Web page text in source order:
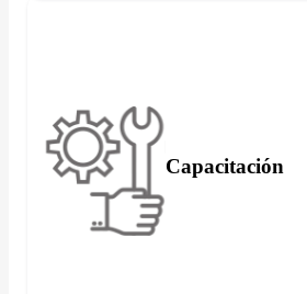
Capacitación